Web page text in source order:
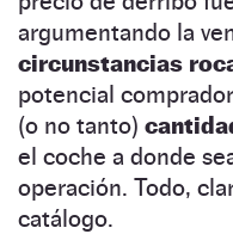
argumentando la
circunstancias
potencial
(o no tanto)
el coche a donde
operación. Todo,
catálogo.